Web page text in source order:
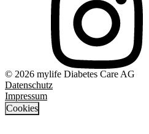
© 2026 mylife Diabetes Care AG
Datenschutz
Impressum
Cookies